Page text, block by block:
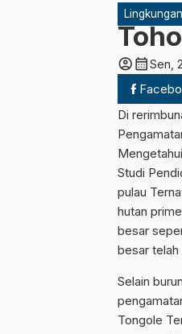
account_circlecalendar_monthSen,
Di
Studi
pulau
hutan
besar
besar telah
Selain
Tongole